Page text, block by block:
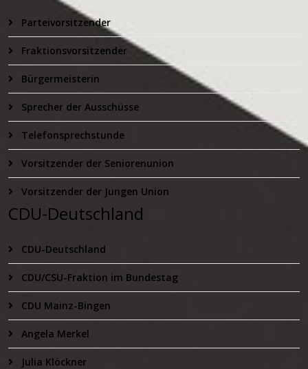
Parteivorsitzender
Fraktionsvorsitzender
Bürgermeisterin
Sprecher der Ausschüsse
Telefonsprechstunde
Vorsitzender der Seniorenunion
Vorsitzender der Jungen Union
CDU-Deutschland
CDU-Deutschland
CDU/CSU-Fraktion im Bundestag
CDU Mainz-Bingen
Angela Merkel
Julia Klöckner